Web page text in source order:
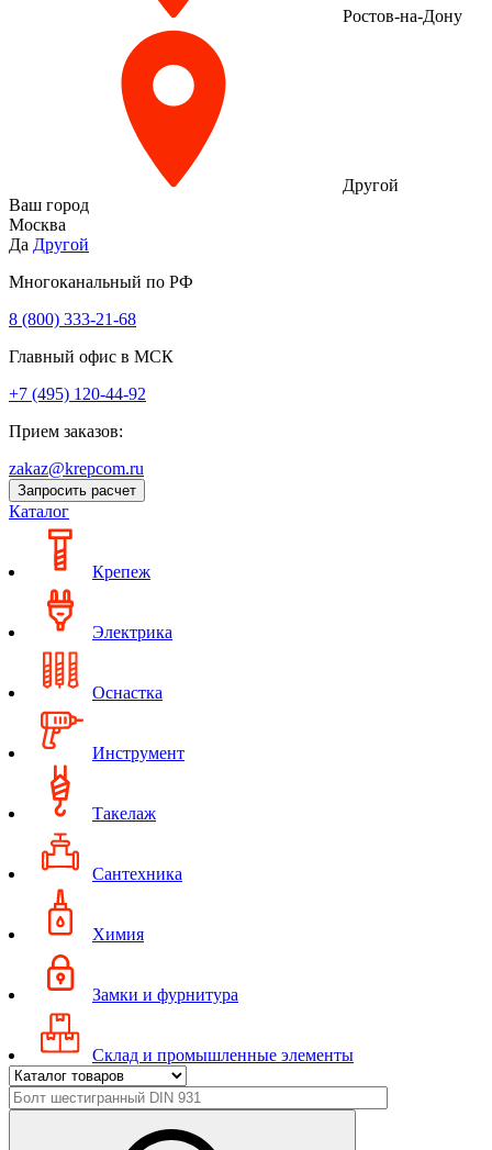
Ростов-на-Дону
Другой
Ваш город
Москва
Да Другой
Многоканальный по РФ
8 (800) 333‑21-68
Главный офис в МСК
+7 (495) 120-44-92
Прием заказов:
zakaz@krepcom.ru
Запросить расчет
Каталог
Крепеж
Электрика
Оснастка
Инструмент
Такелаж
Сантехника
Химия
Замки и фурнитура
Склад и промышленные элементы